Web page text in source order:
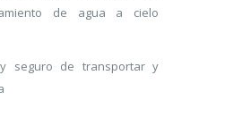
de agua a cielo
y seguro de transportar y